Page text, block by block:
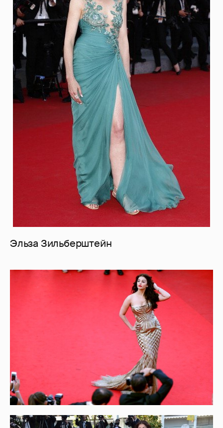
Эльза Зильберштейн